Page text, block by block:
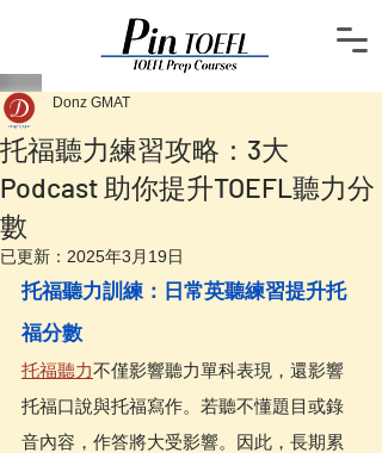
托福聽力練習攻略：3大
Podcast 助你提升TOEFL聽力分
數
Donz GMAT
已更新： 2025年3月19日
托福聽力訓練：日常英聽練習提升托
福分數
托福聽力不僅影響聽力單科表現，還影響
托福口說與托福寫作。若聽不懂題目或錄
音內容，作答將大受影響。因此，長期累